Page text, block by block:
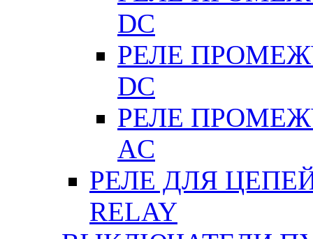
DC
РЕЛЕ
DC
РЕЛЕ
АC
РЕЛЕ ДЛЯ
RELAY